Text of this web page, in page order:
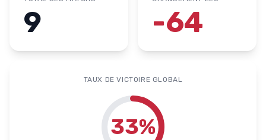
9 -64
TAUX DE VICTOIRE GLOBAL
33%